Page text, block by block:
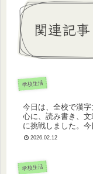
関連記事
学校生活
今日は、全校で漢
心に、読み書き、
に挑戦しました。
習に取り組んでき
2026.02.12
学校生活